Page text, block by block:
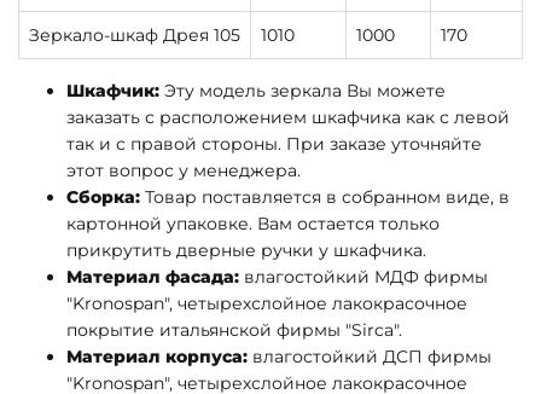
Зеркало-шкаф Дрея 105 1010 1000 170
Шкафчик: Эту модель зеркала Вы можете
заказать с расположением шкафчика как с левой
так и с правой стороны. При заказе уточняйте
этот вопрос у менеджера.
Сборка: Товар поставляется в собранном виде, в
картонной упаковке. Вам остается только
прикрутить дверные ручки у шкафчика.
Материал фасада: влагостойкий МДФ фирмы
"Kronospan", четырехслойное лакокрасочное
покрытие итальянской фирмы "Sirca".
Материал корпуса: влагостойкий ДСП фирмы
"Kronospan", четырехслойное лакокрасочное